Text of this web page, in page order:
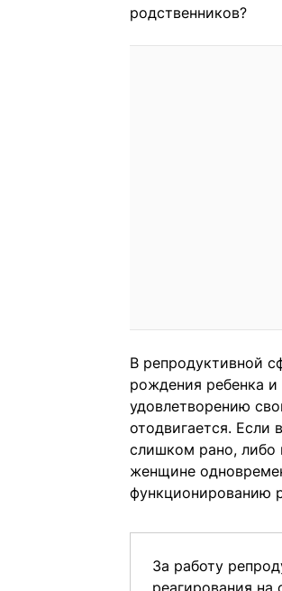
родственников?
В репродуктивной
рождения ребенка и
удовлетворению
отодвигается. Если
слишком рано, либо
женщине
функционированию
За работу